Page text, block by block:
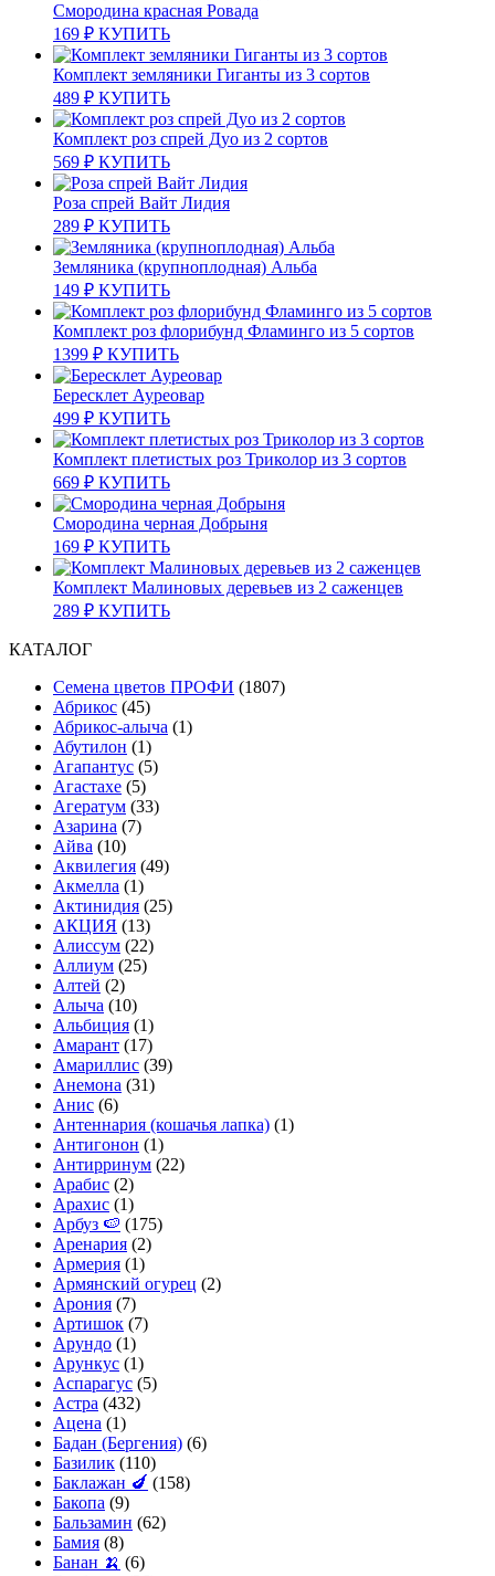
Смородина красная Ровада
169 ₽ КУПИТЬ
Комплект земляники Гиганты из 3 сортов
489 ₽ КУПИТЬ
Комплект роз спрей Дуо из 2 сортов
569 ₽ КУПИТЬ
Роза спрей Вайт Лидия
289 ₽ КУПИТЬ
Земляника (крупноплодная) Альба
149 ₽ КУПИТЬ
Комплект роз флорибунд Фламинго из 5 сортов
1399 ₽ КУПИТЬ
Бересклет Ауреовар
499 ₽ КУПИТЬ
Комплект плетистых роз Триколор из 3 сортов
669 ₽ КУПИТЬ
Смородина черная Добрыня
169 ₽ КУПИТЬ
Комплект Малиновых деревьев из 2 саженцев
289 ₽ КУПИТЬ
КАТАЛОГ
Cемена цветов ПРОФИ (1807)
Абрикос (45)
Абрикос-алыча (1)
Абутилон (1)
Агапантус (5)
Агастахе (5)
Агератум (33)
Азарина (7)
Айва (10)
Аквилегия (49)
Акмелла (1)
Актинидия (25)
АКЦИЯ (13)
Алиссум (22)
Аллиум (25)
Алтей (2)
Алыча (10)
Альбиция (1)
Амарант (17)
Амариллис (39)
Анемона (31)
Анис (6)
Антеннария (кошачья лапка) (1)
Антигонон (1)
Антирринум (22)
Арабис (2)
Арахис (1)
Арбуз 🍉 (175)
Аренария (2)
Армерия (1)
Армянский огурец (2)
Арония (7)
Артишок (7)
Арундо (1)
Арункус (1)
Аспарагус (5)
Астра (432)
Ацена (1)
Бадан (Бергения) (6)
Базилик (110)
Баклажан 🍆 (158)
Бакопа (9)
Бальзамин (62)
Бамия (8)
Банан 🍌 (6)